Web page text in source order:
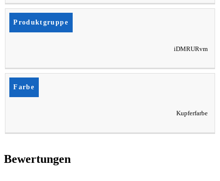
Produktgruppe
iDMRURvm
Farbe
Kupferfarbe
Bewertungen